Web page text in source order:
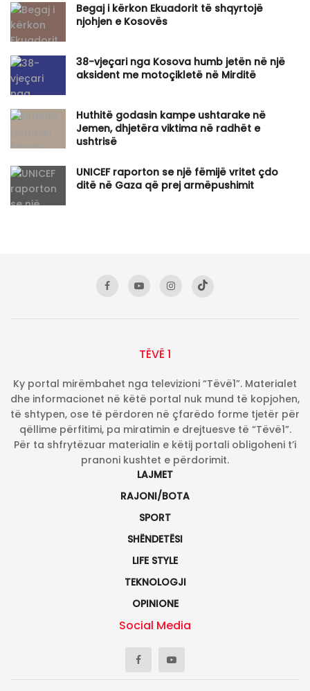
Begaj i kërkon Ekuadorit të shqyrtojë
njohjen e Kosovës
​38-vjeçari nga Kosova humb jetën në një
aksident me motoçikletë në Mirditë
Huthitë godasin kampe ushtarake në
Jemen, dhjetëra viktima në radhët e
ushtrisë
UNICEF raporton se një fëmijë vritet çdo
ditë në Gaza që prej armëpushimit
TËVË 1
Ky portal mirëmbahet nga televizioni “Tëvë1”. Materialet
dhe informacionet në këtë portal nuk mund të kopjohen,
të shtypen, ose të përdoren në çfarëdo forme tjetër për
qëllime përfitimi, pa miratimin e drejtuesve të “Tëvë1”.
Për ta shfrytëzuar materialin e këtij portali obligoheni t’i
pranoni kushtet e përdorimit.
LAJMET
RAJONI/BOTA
SPORT
SHËNDETËSI
LIFE STYLE
TEKNOLOGJI
OPINIONE
Social Media